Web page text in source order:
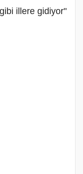
illere gidiyor"